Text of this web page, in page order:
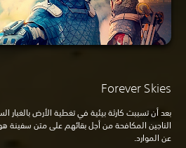
Forever Skies
بعد أن تسببت كارثة بيئية في تغطية الأرض بالغبار
الناجين المكافحة من أجل بقائهم على متن سفينة
عن الموارد.